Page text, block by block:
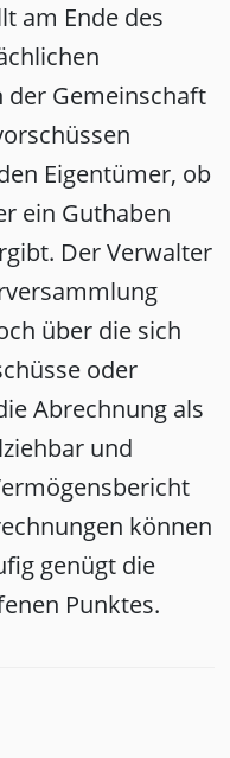
am Ende des
der Gemeinschaft
Eigentümer, ob
ein Guthaben
Der Verwalter
über die sich
oder
Abrechnung als
und
können
genügt die
Punktes.